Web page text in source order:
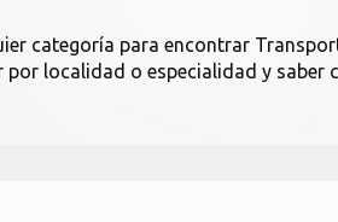
categoría para encontrar
localidad o especialidad y saber